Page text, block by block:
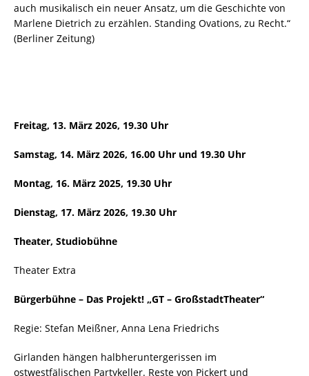
auch musikalisch ein neuer Ansatz, um die Geschichte von
Marlene Dietrich zu erzählen. Standing Ovations, zu Recht.“
(Berliner Zeitung)
Freitag, 13. März 2026, 19.30 Uhr
Samstag, 14. März 2026, 16.00 Uhr und 19.30 Uhr
Montag, 16. März 2025, 19.30 Uhr
Dienstag, 17. März 2026, 19.30 Uhr
Theater, Studiobühne
Theater Extra
Bürgerbühne – Das Projekt! „GT – GroßstadtTheater“
Regie: Stefan Meißner, Anna Lena Friedrichs
Girlanden hängen halbheruntergerissen im
ostwestfälischen Partykeller. Reste von Pickert und